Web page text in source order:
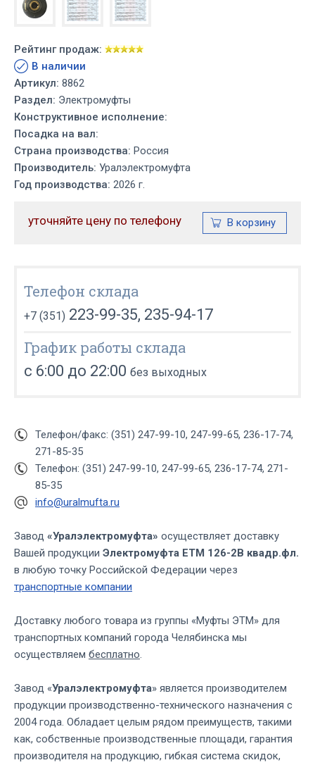
Рейтинг продаж:
В наличии
Артикул: 8862
Раздел: Электромуфты
Конструктивное исполнение:
Посадка на вал:
Страна производства: Россия
Производитель: Уралэлектромуфта
Год производства: 2026 г.
уточняйте цену по телефону
Телефон склада
+7 (351) 223-99-35, 235-94-17
График работы склада
с 6:00 до 22:00 без выходных
Телефон/факс: (351) 247-99-10, 247-99-65, 236-17-74,
271-85-35
Телефон: (351) 247-99-10, 247-99-65, 236-17-74, 271-
85-35
info@uralmufta.ru
Завод «Уралэлектромуфта» осуществляет доставку
Вашей продукции Электромуфта ЕТМ 126-2В квадр.фл.
в любую точку Российской Федерации через
транспортные компании
Доставку любого товара из группы «Муфты ЭТМ» для
транспортных компаний города Челябинска мы
осуществляем бесплатно.
Завод «Уралэлектромуфта» является производителем
продукции производственно-технического назначения с
2004 года. Обладает целым рядом преимуществ, такими
как, собственные производственные площади, гарантия
производителя на продукцию, гибкая система скидок,